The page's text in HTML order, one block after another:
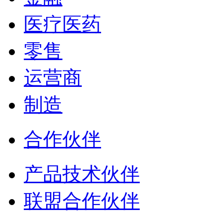
医疗医药
零售
运营商
制造
合作伙伴
产品技术伙伴
联盟合作伙伴